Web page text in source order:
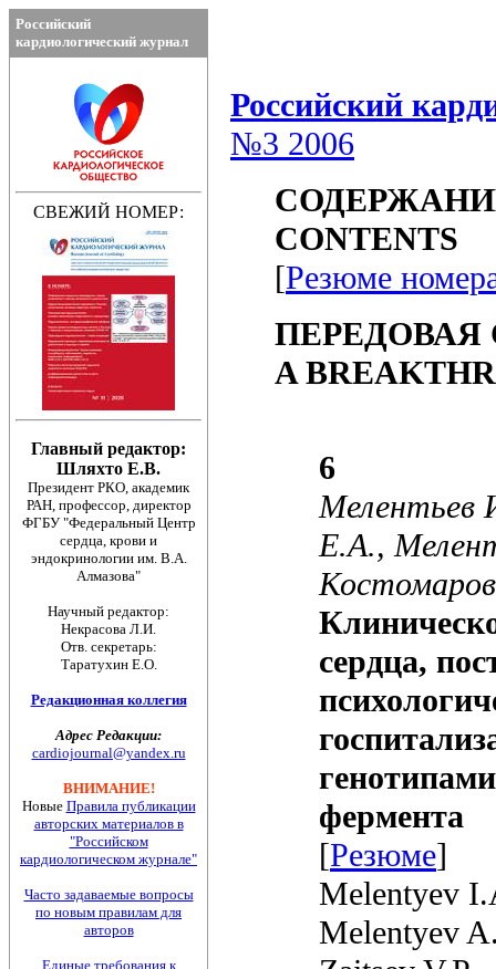
Российский
№3 2006
CONTENTS
[Резюме
ПЕРЕДОВАЯ
A
6
Мелентьев
Е.А.,
сердца,
фермента
[Резюме]
Melentyev
Melentyev